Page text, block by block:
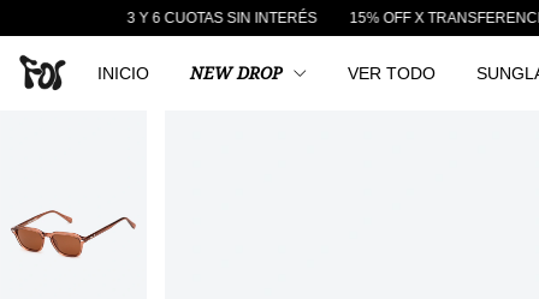
3 Y 6 CUOTAS SIN INTERÉS 15% OFF X TRANSFERENCIA ENVÍO
INICIO NEW DROP VER TODO